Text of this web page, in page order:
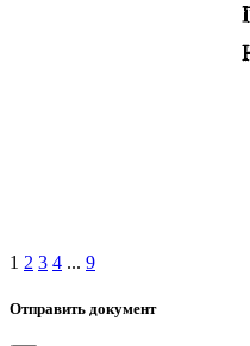
1 2 3 4 ... 9
Отправить документ